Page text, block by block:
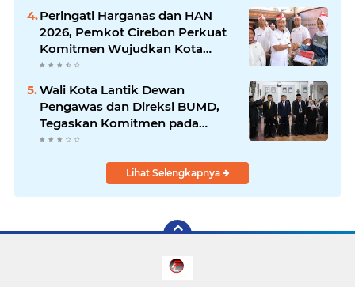
Peringati Harganas dan HAN
2026, Pemkot Cirebon Perkuat
Komitmen Wujudkan Kota
Layak Anak
Wali Kota Lantik Dewan
Pengawas dan Direksi BUMD,
Tegaskan Komitmen pada
Kinerja dan Integritas
Lihat Selengkapnya